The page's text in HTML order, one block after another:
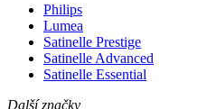
Philips
Lumea
Satinelle Prestige
Satinelle Advanced
Satinelle Essential
Další značky